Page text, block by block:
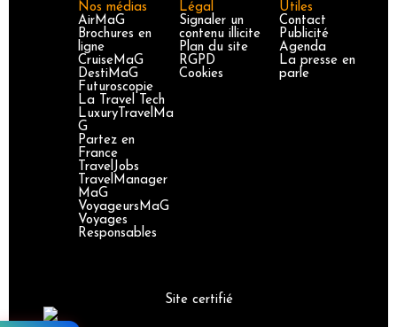
Nos médias
AirMaG
Brochures en
ligne
CruiseMaG
DestiMaG
Futuroscopie
La Travel Tech
LuxuryTravelMa
G
Partez en
France
TravelJobs
TravelManager
MaG
VoyageursMaG
Voyages
Responsables
Légal
Signaler un
contenu illicite
Plan du site
RGPD
Cookies
Utiles
Contact
Publicité
Agenda
La presse en
parle
Site certifié